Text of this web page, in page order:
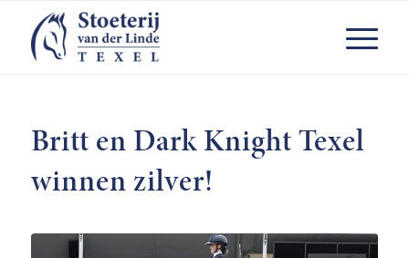
Britt en Dark Knight Texel
winnen zilver!